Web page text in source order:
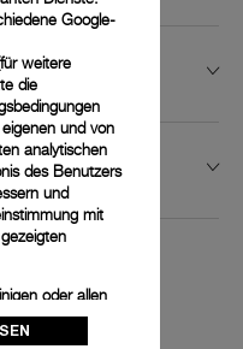
Google-
weitere
die
und von
analytischen
des Benutzers
und
mit
oder allen
widerrufen,
oder lesen